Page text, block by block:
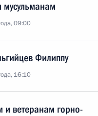
мусульманам
09:00
Филиппу
16:10
и ветеранам горно-